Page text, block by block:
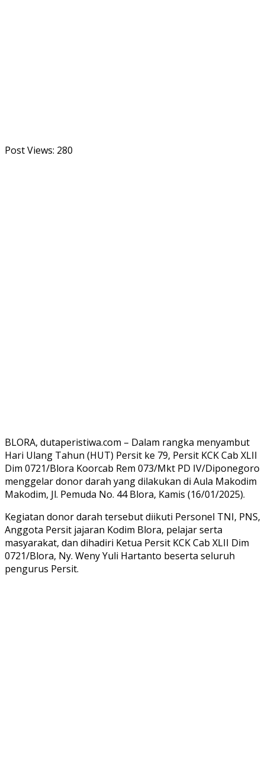
Post Views: 280
BLORA, dutaperistiwa.com – Dalam rangka menyambut
Hari Ulang Tahun (HUT) Persit ke 79, Persit KCK Cab XLII
Dim 0721/Blora Koorcab Rem 073/Mkt PD IV/Diponegoro
menggelar donor darah yang dilakukan di Aula Makodim
Makodim, Jl. Pemuda No. 44 Blora, Kamis (16/01/2025).
Kegiatan donor darah tersebut diikuti Personel TNI, PNS,
Anggota Persit jajaran Kodim Blora, pelajar serta
masyarakat, dan dihadiri Ketua Persit KCK Cab XLII Dim
0721/Blora, Ny. Weny Yuli Hartanto beserta seluruh
pengurus Persit.